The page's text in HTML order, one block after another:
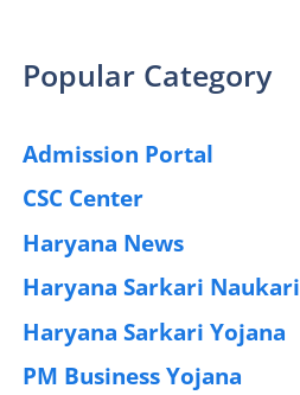
Popular Category
Admission Portal
CSC Center
Haryana News
Haryana Sarkari Naukari
Haryana Sarkari Yojana
PM Business Yojana